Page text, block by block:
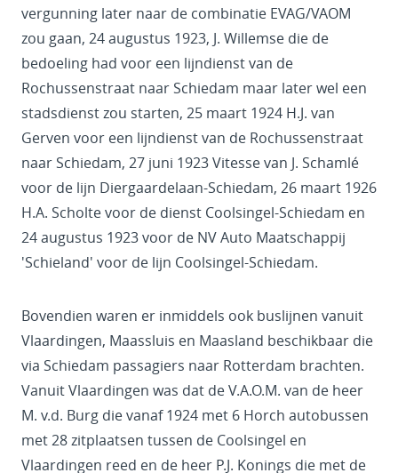
vergunning later naar de combinatie EVAG/VAOM
zou gaan, 24 augustus 1923, J. Willemse die de
bedoeling had voor een lijndienst van de
Rochussenstraat naar Schiedam maar later wel een
stadsdienst zou starten, 25 maart 1924 H.J. van
Gerven voor een lijndienst van de Rochussenstraat
naar Schiedam, 27 juni 1923 Vitesse van J. Schamlé
voor de lijn Diergaardelaan-Schiedam, 26 maart 1926
H.A. Scholte voor de dienst Coolsingel-Schiedam en
24 augustus 1923 voor de NV Auto Maatschappij
'Schieland' voor de lijn Coolsingel-Schiedam.
Bovendien waren er inmiddels ook buslijnen vanuit
Vlaardingen, Maassluis en Maasland beschikbaar die
via Schiedam passagiers naar Rotterdam brachten.
Vanuit Vlaardingen was dat de V.A.O.M. van de heer
M. v.d. Burg die vanaf 1924 met 6 Horch autobussen
met 28 zitplaatsen tussen de Coolsingel en
Vlaardingen reed en de heer P.J. Konings die met de